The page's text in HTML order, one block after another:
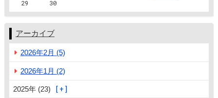
29
30
アーカイブ
2026年2月 (5)
2026年1月 (2)
2025年 (23)